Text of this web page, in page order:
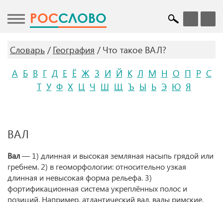
POCСЛОВО
Словарь География
Что такое ВАЛ?
А Б В Г Д Е Ё Ж З И Й К Л М Н О П Р С
Т У Ф Х Ц Ч Ш Щ Ъ Ы Ь Э Ю Я
ВАЛ
Вал— 1) длинная и высокая земляная насыпь грядой или
гребнем. 2) в геоморфологии: относительно узкая
длинная и невысокая форма рельефа. 3)
фортификационная система укреплённых полос и
позиций. Например, атлантический вал, валы римские,